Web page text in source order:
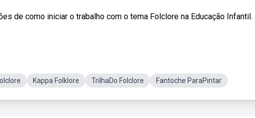
de como iniciar o trabalho com o tema Folclore na Educação Infantil.
Kappa Folklore TrilhaDo Folclore Fantoche ParaPintar